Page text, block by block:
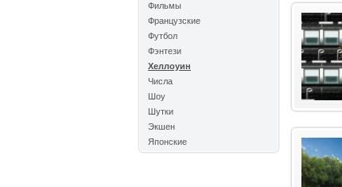
Фильмы
Французские
Футбол
Фэнтези
Хеллоуин
Числа
Шоу
Шутки
Экшен
Японские